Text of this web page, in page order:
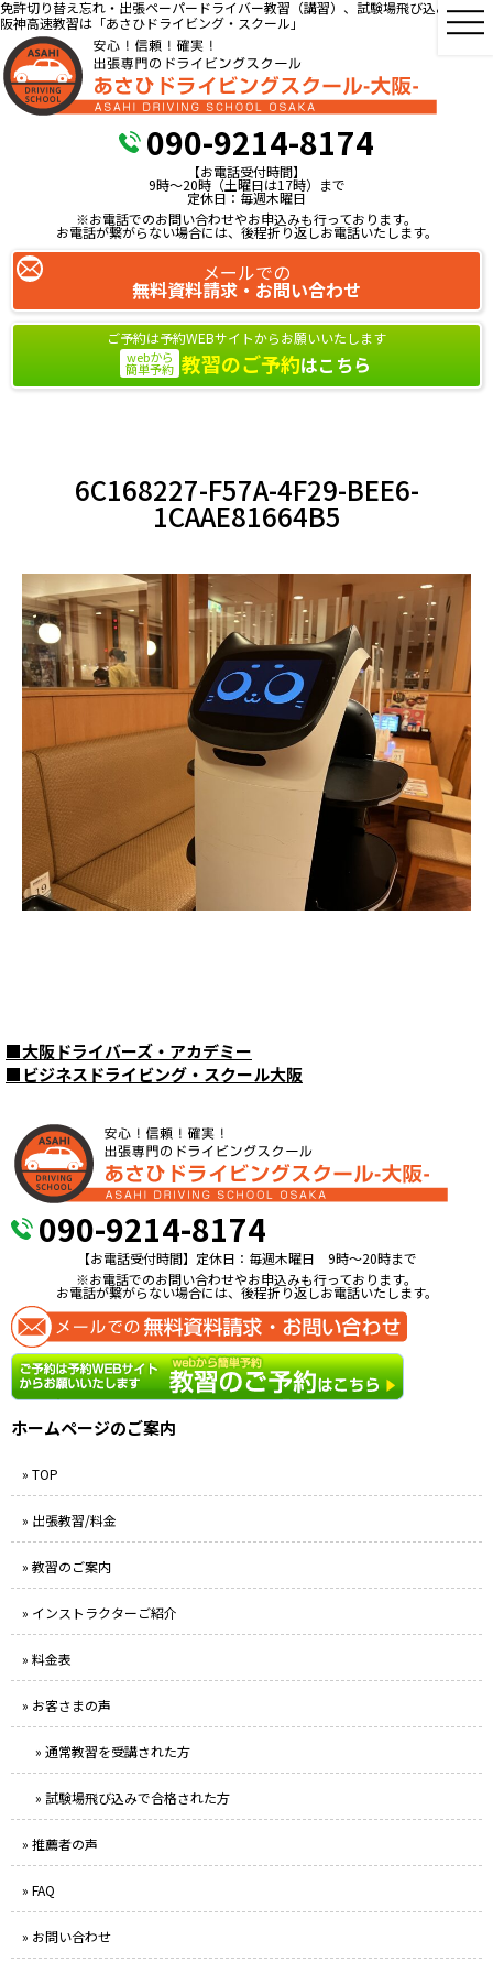
免許切り替え忘れ・出張ペーパードライバー教習（講習）、試験場飛び込み教習、
阪神高速教習は「あさひドライビング・スクール」
090-9214-8174
【お電話受付時間】
9時～20時（土曜日は17時）まで
定休日：毎週木曜日
※お電話でのお問い合わせやお申込みも行っております。
お電話が繋がらない場合には、後程折り返しお電話いたします。
メールでの
無料資料請求・お問い合わせ
ご予約は予約WEBサイトからお願いいたします
webから
簡単予約 教習のご予約はこちら
6C168227-F57A-4F29-BEE6-
1CAAE81664B5
■大阪ドライバーズ・アカデミー
■ビジネスドライビング・スクール大阪
090-9214-8174
【お電話受付時間】定休日：毎週木曜日 9時〜20時まで
※お電話でのお問い合わせやお申込みも行っております。
お電話が繋がらない場合には、後程折り返しお電話いたします。
ホームページのご案内
» TOP
» 出張教習/料金
» 教習のご案内
» インストラクターご紹介
» 料金表
» お客さまの声
» 通常教習を受講された方
» 試験場飛び込みで合格された方
» 推薦者の声
» FAQ
» お問い合わせ